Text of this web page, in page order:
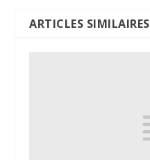
ARTICLES SIMILAIRES